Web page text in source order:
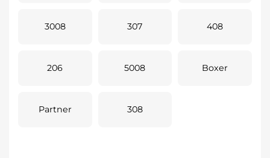
3008 307 408
206 5008 Boxer
Partner 308